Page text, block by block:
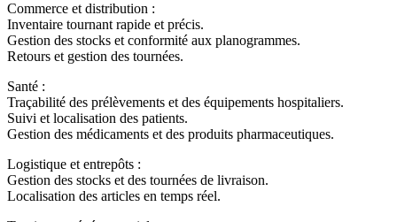
Commerce et distribution :
Inventaire tournant rapide et précis.
Gestion des stocks et conformité aux planogrammes.
Retours et gestion des tournées.
Santé :
Traçabilité des prélèvements et des équipements hospitaliers.
Suivi et localisation des patients.
Gestion des médicaments et des produits pharmaceutiques.
Logistique et entrepôts :
Gestion des stocks et des tournées de livraison.
Localisation des articles en temps réel.